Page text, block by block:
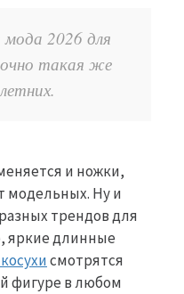
мода 2026 для
такая же
и ножки,
модельных. Ну и
трендов для
яркие длинные
смотрятся
фигуре в любом